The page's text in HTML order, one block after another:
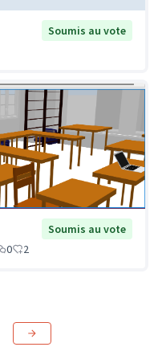
Soumis au vote
Soumis au vote
0 2